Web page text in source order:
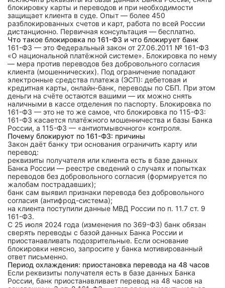
блокировку карты и переводов и при необходимости
защищает клиента в суде. Опыт — более 450
разблокированных счетов и карт, работа по всей России
дистанционно. Первичная консультация — бесплатно.
Что такое блокировка по 161-ФЗ и что блокирует банк
161-ФЗ — это Федеральный закон от 27.06.2011 № 161-ФЗ
«О национальной платёжной системе». Блокировка по нему
— мера против переводов без добровольного согласия
клиента (мошеннических). Под ограничение попадают
электронные средства платежа (ЭСП): дебетовая и
кредитная карты, онлайн-банк, переводы по СБП. При этом
деньги на счёте остаются вашими — их можно снять
наличными в кассе отделения по паспорту. Блокировка по
161-ФЗ — это не то же самое, что блокировка по 115-ФЗ:
161-ФЗ касается платёжного мошенничества и базы Банка
России, а 115-ФЗ — «антиотмывочного» контроля.
Почему блокируют по 161-ФЗ: причины
Закон даёт банку три основания ограничить карту или
перевод:
реквизиты получателя или клиента есть в базе данных
Банка России — реестре сведений о случаях и попытках
переводов без добровольного согласия (формируется по
жалобам пострадавших);
банк сам выявил признаки перевода без добровольного
согласия (антифрод-система);
на клиента поступили данные МВД России по п. 11.7 ст. 9
161-ФЗ.
С 25 июля 2024 года (изменения по 369-ФЗ) банк обязан
сверять переводы с базой данных Банка России и
приостанавливать подозрительные. Если основание
блокировки неясно, запросите у банка мотивированный
ответ письменно.
Период охлаждения: приостановка перевода на 48 часов
Если реквизиты получателя есть в базе данных Банка
России, банк приостанавливает перевод на 48 часов на